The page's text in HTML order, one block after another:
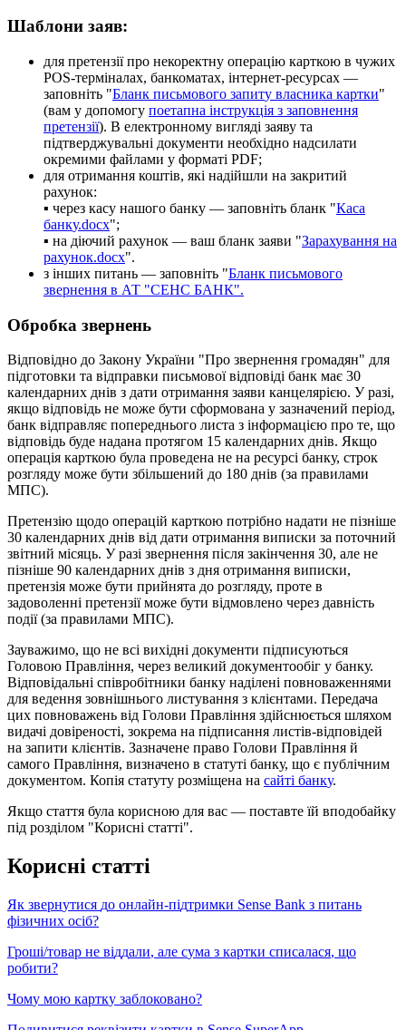
Шаблони заяв:
для претензії про некоректну операцію карткою в чужих
POS-терміналах, банкоматах, інтернет-ресурсах —
заповніть "Бланк письмового запиту власника картки"
(вам у допомогу поетапна інструкція з заповнення
претензії). В електронному вигляді заяву та
підтверджувальні документи необхідно надсилати
окремими файлами у форматі PDF;
для отримання коштів, які надійшли на закритий
рахунок:
▪ через касу нашого банку — заповніть бланк "Каса
банку.docx";
▪ на діючий рахунок — ваш бланк заяви "Зарахування на
рахунок.docx".
з інших питань — заповніть "Бланк письмового
звернення в АТ "СЕНС БАНК".
Обробка звернень
Відповідно до Закону України "Про звернення громадян" для
підготовки та відправки письмової відповіді банк має 30
календарних днів з дати отримання заяви канцелярією. У разі,
якщо відповідь не може бути сформована у зазначений період,
банк відправляє попереднього листа з інформацією про те, що
відповідь буде надана протягом 15 календарних днів. Якщо
операція карткою була проведена не на ресурсі банку, строк
розгляду може бути збільшений до 180 днів (за правилами
МПС).
Претензію щодо операцій карткою потрібно надати не пізніше
30 календарних днів від дати отримання виписки за поточний
звітний місяць. У разі звернення після закінчення 30, але не
пізніше 90 календарних днів з дня отримання виписки,
претензія може бути прийнята до розгляду, проте в
задоволенні претензії може бути відмовлено через давність
події (за правилами МПС).
Зауважимо, що не всі вихідні документи підписуються
Головою Правління, через великий документообіг у банку.
Відповідальні співробітники банку наділені повноваженнями
для ведення зовнішнього листування з клієнтами. Передача
цих повноважень від Голови Правління здійснюється шляхом
видачі довіреності, зокрема на підписання листів-відповідей
на запити клієнтів. Зазначене право Голови Правління й
самого Правління, визначено в статуті банку, що є публічним
документом. Копія статуту розміщена на сайті банку.
Якщо стаття була корисною для вас — поставте їй вподобайку
під розділом "Корисні статті".
Корисні статті
Як звернутися до онлайн-підтримки Sense Bank з питань
фізичних осіб?
Гроші/товар не віддали, але сума з картки списалася, що
робити?
Чому мою картку заблоковано?